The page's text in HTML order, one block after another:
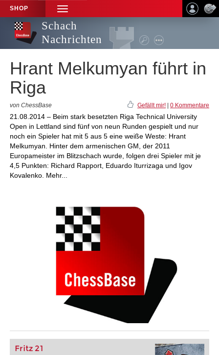
SHOP
TOGGLE
NAVIGATION
Schach
Nachrichten
Hrant Melkumyan führt in
Riga
von ChessBase Gefällt mir! 0 Kommentare
21.08.2014 – Beim stark besetzten Riga Technical University
Open in Lettland sind fünf von neun Runden gespielt und nur
noch ein Spieler hat mit 5 aus 5 eine weiße Weste: Hrant
Melkumyan. Hinter dem armenischen GM, der 2011
Europameister im Blitzschach wurde, folgen drei Spieler mit je
4,5 Punkten: Richard Rapport, Eduardo Iturrizaga und Igov
Kovalenko. Mehr...
Fritz 21